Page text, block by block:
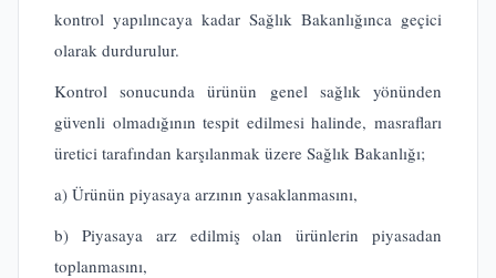
kontrol yapılıncaya kadar Sağlık Bakanlığınca geçici
olarak durdurulur.
Kontrol sonucunda ürünün genel sağlık yönünden
güvenli olmadığının tespit edilmesi halinde, masrafları
üretici tarafından karşılanmak üzere Sağlık Bakanlığı;
a) Ürünün piyasaya arzının yasaklanmasını,
b) Piyasaya arz edilmiş olan ürünlerin piyasadan
toplanmasını,